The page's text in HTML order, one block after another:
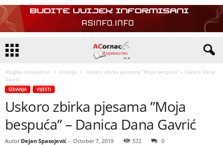
ASoglas Izdavaštvo Izdanja
Uskoro zbirka pjesama ”Moja bespuća” – Danica Dana
Gavrić
IZDANJA VIJESTI
Uskoro zbirka pjesama ”Moja
bespuća” – Danica Dana Gavrić
Autor Dejan Spasojević - October 7, 2019 572 0